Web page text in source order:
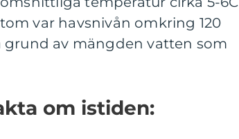
var havsnivån omkring 120
grund av mängden vatten som
om istiden: